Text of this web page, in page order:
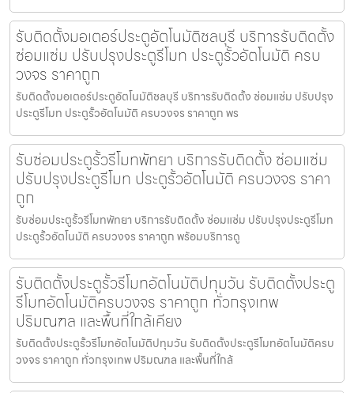
รับติดตั้งมอเตอร์ประตูอัตโนมัติชลบุรี บริการรับติดตั้ง
ซ่อมแซ่ม ปรับปรุงประตูรีโมท ประตูรั้วอัตโนมัติ ครบ
วงจร ราคาถูก
รับติดตั้งมอเตอร์ประตูอัตโนมัติชลบุรี บริการรับติดตั้ง ซ่อมแซ่ม ปรับปรุง
ประตูรีโมท ประตูรั้วอัตโนมัติ ครบวงจร ราคาถูก พร
รับซ่อมประตูรั้วรีโมทพัทยา บริการรับติดตั้ง ซ่อมแซ่ม
ปรับปรุงประตูรีโมท ประตูรั้วอัตโนมัติ ครบวงจร ราคา
ถูก
รับซ่อมประตูรั้วรีโมทพัทยา บริการรับติดตั้ง ซ่อมแซ่ม ปรับปรุงประตูรีโมท
ประตูรั้วอัตโนมัติ ครบวงจร ราคาถูก พร้อมบริการดู
รับติดตั้งประตูรั้วรีโมทอัตโนมัติปทุมวัน รับติดตั้งประตู
รีโมทอัตโนมัติครบวงจร ราคาถูก ทั่วกรุงเทพ
ปริมณฑล และพื้นที่ใกล้เคียง
รับติดตั้งประตูรั้วรีโมทอัตโนมัติปทุมวัน รับติดตั้งประตูรีโมทอัตโนมัติครบ
วงจร ราคาถูก ทั่วกรุงเทพ ปริมณฑล และพื้นที่ใกล้